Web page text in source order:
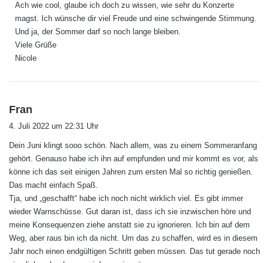
t
:
Ach wie cool, glaube ich doch zu wissen, wie sehr du Konzerte
magst. Ich wünsche dir viel Freude und eine schwingende Stimmung.
Und ja, der Sommer darf so noch lange bleiben.
Viele Grüße
Nicole
Fran
a
t
4. Juli 2022 um 22:31 Uhr
Dein Juni klingt sooo schön. Nach allem, was zu einem Sommeranfang
gehört. Genauso habe ich ihn auf empfunden und mir kommt es vor, als
könne ich das seit einigen Jahren zum ersten Mal so richtig genießen.
Das macht einfach Spaß.
Tja, und „geschafft“ habe ich noch nicht wirklich viel. Es gibt immer
wieder Warnschüsse. Gut daran ist, dass ich sie inzwischen höre und
meine Konsequenzen ziehe anstatt sie zu ignorieren. Ich bin auf dem
Weg, aber raus bin ich da nicht. Um das zu schaffen, wird es in diesem
Jahr noch einen endgültigen Schritt geben müssen. Das tut gerade noch